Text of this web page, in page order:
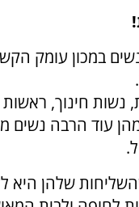
במכון עומק
נשות חינוך,
עוד הרבה נשים
שלהן היא